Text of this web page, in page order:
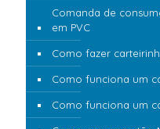
Comanda de
em PVC
Como fazer
Como funciona um
Como funciona um